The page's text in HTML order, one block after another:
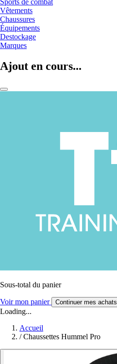
Sports de combat
Vêtements
Chaussures
Équipements
Destockage
Marques
Ajout en cours...
Sous-total du panier
Voir mon panier Continuer mes achats
Loading...
Accueil
/ Chaussettes Hummel Pro